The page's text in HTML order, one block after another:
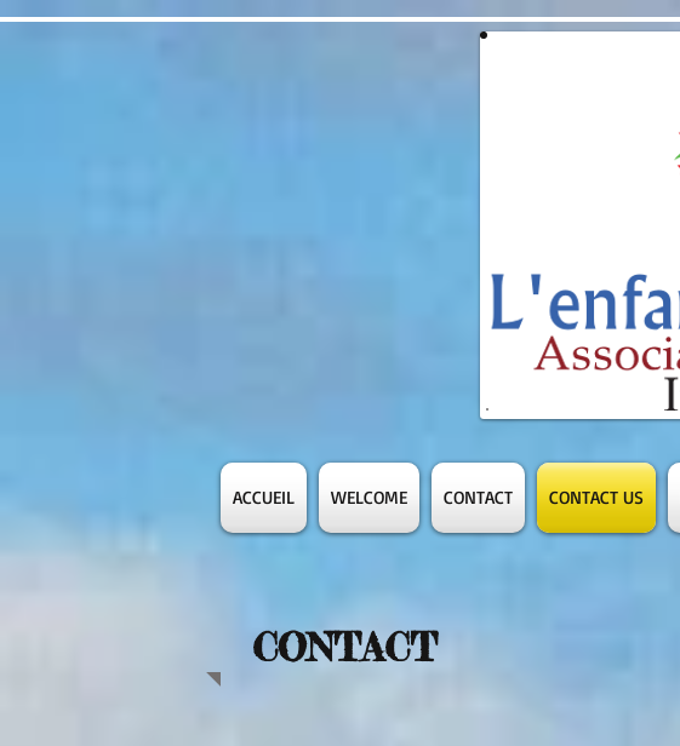
ACCUEIL WELCOME CONTACT CONTACT US
CONTACT